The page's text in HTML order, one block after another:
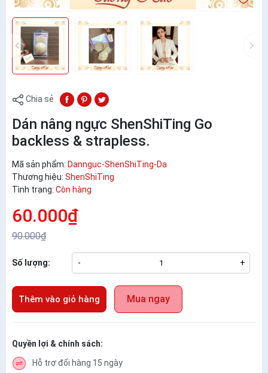
Chia sẻ
Dán nâng ngực ShenShiTing Go
backless & strapless.
Mã sản phẩm: Dannguc-ShenShiTing-Da
Thương hiệu: ShenShiTing
Tình trạng: Còn hàng
60.000₫
90.000₫
Số lượng: - +
Thêm vào giỏ hàng Mua ngay
Quyền lợi & chính sách:
Hỗ trợ đổi hàng 15 ngày